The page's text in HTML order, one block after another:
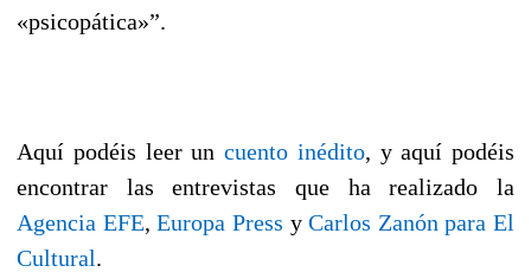
«psicopática»”.
Aquí podéis leer un cuento inédito, y aquí podéis
encontrar las entrevistas que ha realizado la
Agencia EFE,Europa Press yCarlos Zanón para El
Cultural.